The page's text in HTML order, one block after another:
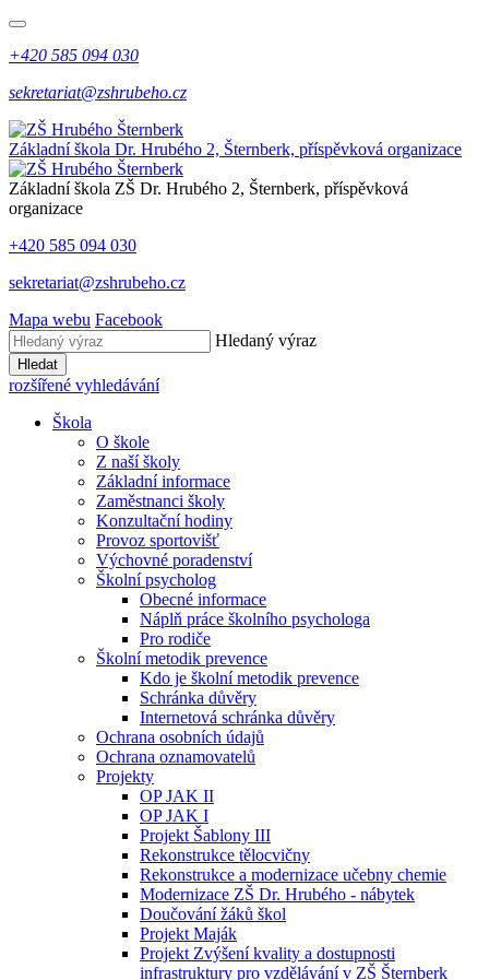
+420 585 094 030
sekretariat@zshrubeho.cz
Základní škola Dr. Hrubého 2, Šternberk, příspěvková organizace
Základní škola ZŠ Dr. Hrubého 2, Šternberk, příspěvková
organizace
+420 585 094 030
sekretariat@zshrubeho.cz
Mapa webu Facebook
Hledaný výraz
Hledat
rozšířené vyhledávání
Škola
O škole
Z naší školy
Základní informace
Zaměstnanci školy
Konzultační hodiny
Provoz sportovišť
Výchovné poradenství
Školní psycholog
Obecné informace
Náplň práce školního psychologa
Pro rodiče
Školní metodik prevence
Kdo je školní metodik prevence
Schránka důvěry
Internetová schránka důvěry
Ochrana osobních údajů
Ochrana oznamovatelů
Projekty
OP JAK II
OP JAK I
Projekt Šablony III
Rekonstrukce tělocvičny
Rekonstrukce a modernizace učebny chemie
Modernizace ZŠ Dr. Hrubého - nábytek
Doučování žáků škol
Projekt Maják
Projekt Zvýšení kvality a dostupnosti
infrastruktury pro vzdělávání v ZŠ Šternberk